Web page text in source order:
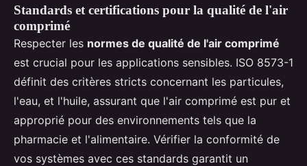
Standards et certifications pour la qualité de l'air
comprimé
Respecter les normes de qualité de l'air comprimé
est crucial pour les applications sensibles. ISO 8573-1
définit des critères stricts concernant les particules,
l'eau, et l'huile, assurant que l'air comprimé est pur et
approprié pour des environnements tels que la
pharmacie et l'alimentaire. Vérifier la conformité de
vos systèmes avec ces standards garantit un